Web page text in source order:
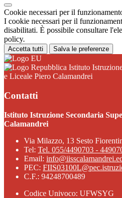
Cookie necessari per il
I cookie necessari per il
disabilitati. È possibile consultare
policy.
Accetta tutti Salva le preferenze
Istituto
e Liceale Piero Calamandrei
Contatti
Istituto Istruzione Secondaria
Calamandrei
Via Milazzo, 13 Sesto
Tel: Tel. 055/4490703 -
Email:
PEC:
C.F.: 94248700489
Codice Univoco: UFWSYG